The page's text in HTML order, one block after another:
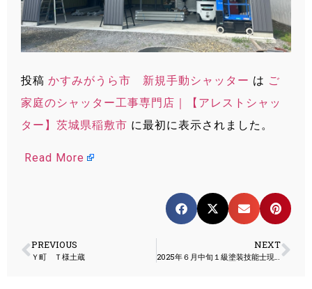
投稿 かすみがうら市 新規手動シャッター は ご
家庭のシャッター工事専門店｜【アレストシャッ
ター】茨城県稲敷市 に最初に表示されました。
Read More
PREVIOUS
Ｙ町 Ｔ様土蔵
NEXT
2025年６月中旬１級塗装技能士現場報告